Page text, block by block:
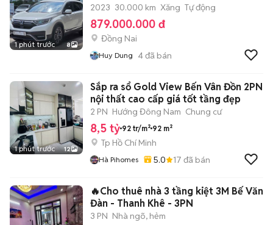
1 phút trước 8
2023 30.000 km Xăng Tự động
879.000.000 đ
Đồng Nai
Huy Dung 4đã bán
1 phút trước 12
Sắp ra sổ Gold View Bến Vân Đồn 2PN
nội thất cao cấp giá tốt tầng đẹp
2 PN Hướng Đông Nam Chung cư
8,5 tỷ 92 tr/m² 92 m²
Tp Hồ Chí Minh
Hà Pihomes 5.0 17 đã bán
🔥Cho thuê nhà 3 tầng kiệt 3M Bế Văn
Đàn - Thanh Khê - 3PN
3 PN Nhà ngõ, hẻm